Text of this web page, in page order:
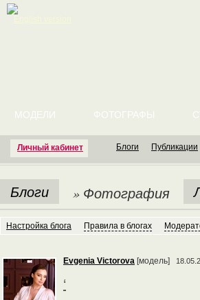
Личный кабинет
МОДЕЛИ ФОТОГРАФЫ
Блоги Публикации
Блоги » Фотография
Настройка блога Правила в блогах
Evgenia Victorova [модель]
‘